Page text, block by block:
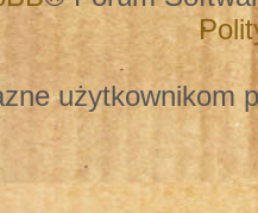
użytkownikom